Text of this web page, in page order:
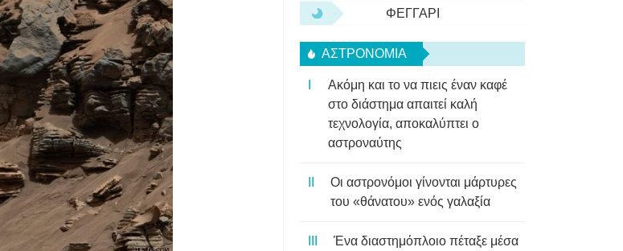
ΦΕΓΓΆΡΙ
ΑΣΤΡΟΝΟΜΊΑ
Ακόμη και το να πιεις έναν καφέ
στο διάστημα απαιτεί καλή
τεχνολογία, αποκαλύπτει ο
αστροναύτης
Οι αστρονόμοι γίνονται μάρτυρες
του «θάνατου» ενός γαλαξία
Ένα διαστημόπλοιο πέταξε μέσα